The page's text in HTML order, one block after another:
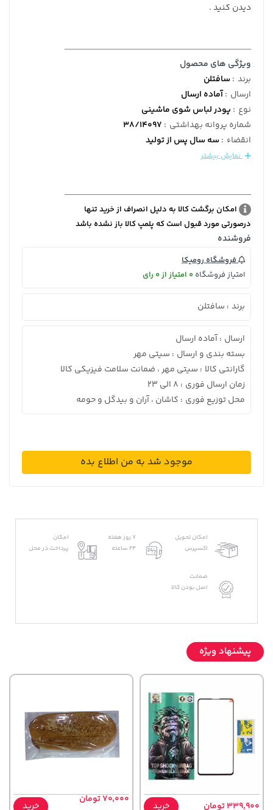
دیدن کنید .
ویژگی های محصول
برند :سافتلن
ارسال :آماده ارسال
نوع : پودر لباس شوی ماشینی
شماره پروانه بهداشتی :
38/14097
انقضاء :سه سال پس از تولید
نمایش بیشتر
امکان برگشت کالا به دلیل انصراف از خرید تنها
درصورتی مورد قبول است که پلمپ کالا باز نشده باشد
فروشنده
فروشگاه رومیکا
امتیاز فروشگاه 0 امتیاز از 0 رای
برند : سافتلن
ارسال : آماده ارسال
بسته بندی و ارسال : سیتی مهر
گارانتی کالا : سیتی مهر ، ضمانت سلامت فیزیکی کالا
زمان ارسال فوری : 8 الی 23
محل توزیع فوری : کاشان ، آران و بیدگل و حومه
موجود شد به من اطلاع بده
امکان تحویل
اکسپرس
7 روز هفته
24 ساعته
امکان
پرداخت در محل
ضمانت
اصل بودن کالا
پیشنهاد ویژه
339,900 تومان خرید
70,000 تومان
خرید